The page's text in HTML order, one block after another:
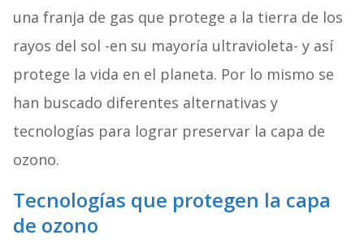
una franja de gas que protege a la tierra de los
rayos del sol -en su mayoría ultravioleta- y así
protege la vida en el planeta. Por lo mismo se
han buscado diferentes alternativas y
tecnologías para lograr preservar la capa de
ozono.
Tecnologías que protegen la capa
de ozono